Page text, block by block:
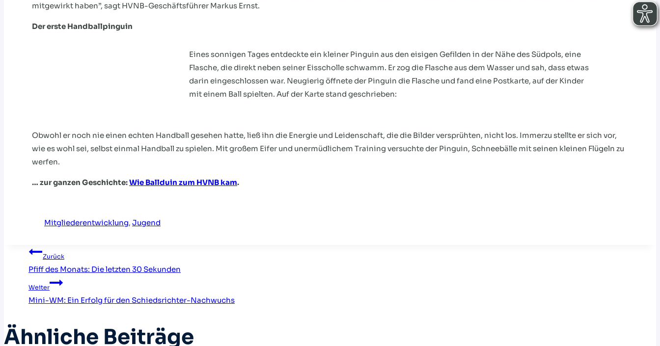
mitgewirkt haben”, sagt HVNB-Geschäftsführer Markus Ernst.
Der erste Handballpinguin
Eines sonnigen Tages entdeckte ein kleiner Pinguin aus den eisigen Gefilden in der Nähe des Südpols, eine
Flasche, die direkt neben seiner Eisscholle schwamm. Er zog die Flasche aus dem Wasser und sah, dass etwas
darin eingeschlossen war. Neugierig öffnete der Pinguin die Flasche und fand eine Postkarte, auf der Kinder
mit einem Ball spielten. Auf der Karte stand geschrieben:
Obwohl er noch nie einen echten Handball gesehen hatte, ließ ihn die Energie und Leidenschaft, die die Bilder versprühten, nicht los. Immerzu stellte er sich vor,
wie es wohl sei, selbst einmal Handball zu spielen. Mit großem Eifer und unermüdlichem Training versuchte der Pinguin, Schneebälle mit seinen kleinen Flügeln zu
werfen.
… zur ganzen Geschichte:Wie Ballduin zum HVNB kam.
Mitgliederentwicklung, Jugend
Beitragsnavigation
Zurück
Pfiff des Monats: Die letzten 30 Sekunden
Weiter
Mini-WM: Ein Erfolg für den Schiedsrichter-Nachwuchs
Ähnliche Beiträge